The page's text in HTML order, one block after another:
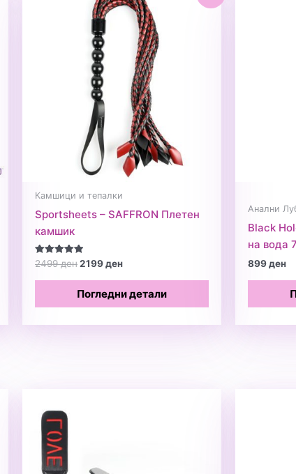
Камшици и тепалки
Sportsheets – SAFFRON Плетен
камшик
Оценето
од 5
2499денOriginal
2499 ден.
2199денCurrent
2199 ден.
Погледни детали
Анални
Black
на вода
899ден